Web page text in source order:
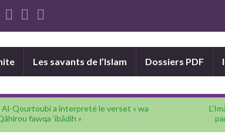
Les savants de l’Islam Dossiers PDF
Al-Qourtoubi a interpreté le verset « wa
fawqa ‘ibâdih »